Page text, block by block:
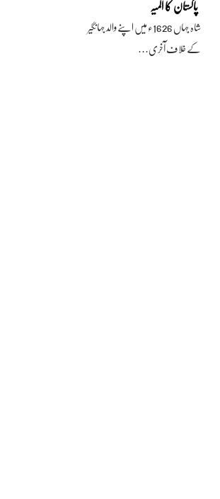
پاکستان کا المیہ
شاہ جہاں 1626ء میں اپنے والد جہانگیر
کے خلاف آخری…